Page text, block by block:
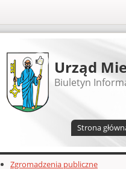
UDOSTĘPNIJ
Urząd
Biuletyn
Strona
Dodatkowe zasoby (lewa
Zgromadzenia publiczne